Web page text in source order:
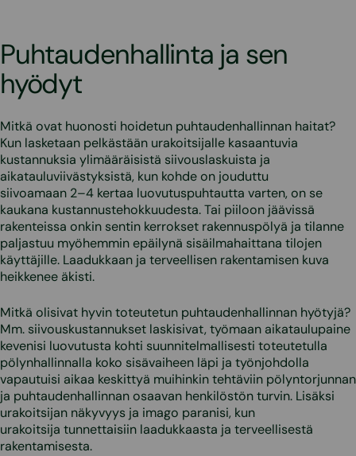
Puhtaudenhallinta ja sen
hyödyt
Mitkä ovat huonosti hoidetun puhtaudenhallinnan haitat?
Kun lasketaan pelkästään urakoitsijalle kasaantuvia
kustannuksia ylimääräisistä siivouslaskuista ja
aikatauluviivästyksistä, kun kohde on jouduttu
siivoamaan 2–4 kertaa luovutuspuhtautta varten, on se
kaukana kustannustehokkuudesta. Tai piiloon jäävissä
rakenteissa onkin sentin kerrokset rakennuspölyä ja tilanne
paljastuu myöhemmin epäilynä sisäilmahaittana tilojen
käyttäjille. Laadukkaan ja terveellisen rakentamisen kuva
heikkenee äkisti.
Mitkä olisivat hyvin toteutetun puhtaudenhallinnan hyötyjä?
Mm. siivouskustannukset laskisivat, työmaan aikataulupaine
kevenisi luovutusta kohti suunnitelmallisesti toteutetulla
pölynhallinnalla koko sisävaiheen läpi ja työnjohdolla
vapautuisi aikaa keskittyä muihinkin tehtäviin pölyntorjunnan
ja puhtaudenhallinnan osaavan henkilöstön turvin. Lisäksi
urakoitsijan näkyvyys ja imago paranisi, kun
urakoitsija tunnettaisiin laadukkaasta ja terveellisestä
rakentamisesta.